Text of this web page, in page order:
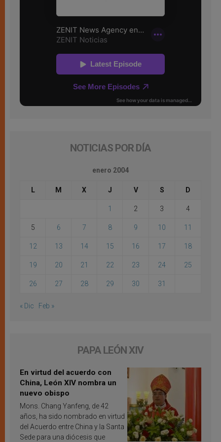
NOTICIAS POR DÍA
enero 2004
L M X J V S D
1 2 3 4
5 6 7 8 9 10 11
12 13 14 15 16 17 18
19 20 21 22 23 24 25
26 27 28 29 30 31
« Dic Feb »
PAPA LEÓN XIV
En virtud del acuerdo con
China, León XIV nombra un
nuevo obispo
Mons. Chang Yanfeng, de 42
años, ha sido nombrado en virtud
del Acuerdo entre China y la Santa
Sede para una diócesis que